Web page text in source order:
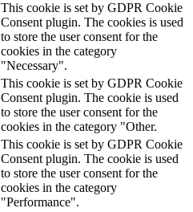
This cookie is set by GDPR Cookie
Consent plugin. The cookies is used
to store the user consent for the
cookies in the category
"Necessary".
This cookie is set by GDPR Cookie
Consent plugin. The cookie is used
to store the user consent for the
cookies in the category "Other.
This cookie is set by GDPR Cookie
Consent plugin. The cookie is used
to store the user consent for the
cookies in the category
"Performance".